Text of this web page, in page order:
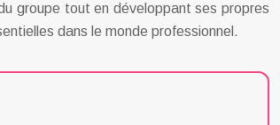
groupe tout en développant ses propres
dans le monde professionnel.